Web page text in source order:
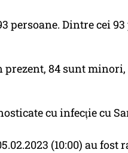
persoane. Dintre cei
84 sunt
cu infecție cu
(10:00) au fost